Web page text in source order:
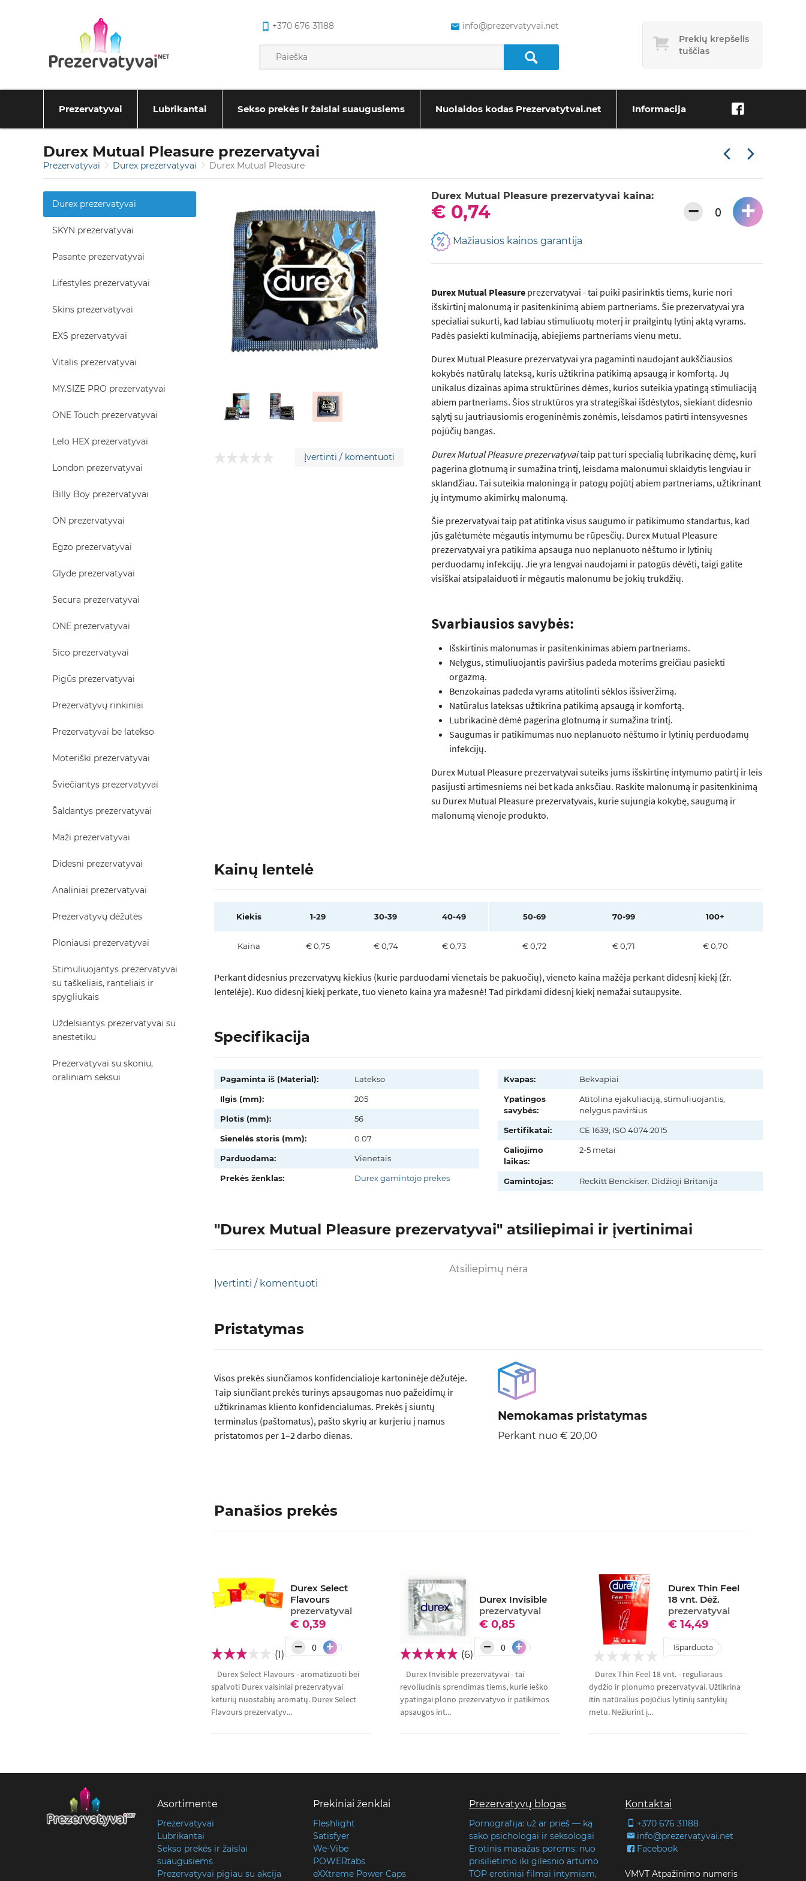
+370 676 31188
info@prezervatyvai.net
Prekių krepšelis
tuščias
Prezervatyvai Lubrikantai Sekso prekės ir žaislai suaugusiems Nuolaidos kodas Prezervatytvai.net Informacija
Durex Mutual Pleasure prezervatyvai
Prezervatyvai Durex prezervatyvai Durex Mutual Pleasure
Durex prezervatyvai
SKYN prezervatyvai
Pasante prezervatyvai
Lifestyles prezervatyvai
Skins prezervatyvai
EXS prezervatyvai
Vitalis prezervatyvai
MY.SIZE PRO prezervatyvai
ONE Touch prezervatyvai
Lelo HEX prezervatyvai
London prezervatyvai
Billy Boy prezervatyvai
ON prezervatyvai
Egzo prezervatyvai
Glyde prezervatyvai
Secura prezervatyvai
ONE prezervatyvai
Sico prezervatyvai
Pigūs prezervatyvai
Prezervatyvų rinkiniai
Prezervatyvai be latekso
Moteriški prezervatyvai
Šviečiantys prezervatyvai
Šaldantys prezervatyvai
Maži prezervatyvai
Didesni prezervatyvai
Analiniai prezervatyvai
Prezervatyvų dėžutės
Ploniausi prezervatyvai
Stimuliuojantys prezervatyvai
su taškeliais, ranteliais ir
spygliukais
Uždelsiantys prezervatyvai su
anestetiku
Prezervatyvai su skoniu,
oraliniam seksui
Įvertinti / komentuoti
Durex Mutual Pleasure prezervatyvai kaina:
€ 0,74 − +
Mažiausios kainos garantija
Durex Mutual Pleasureprezervatyvai - tai puiki pasirinktis tiems, kurie nori
išskirtinį malonumą ir pasitenkinimą abiem partneriams. Šie prezervatyvai yra
specialiai sukurti, kad labiau stimuliuotų moterį ir prailgintų lytinį aktą vyrams.
Padės pasiekti kulminaciją, abiejiems partneriams vienu metu.
Durex Mutual Pleasure prezervatyvai yra pagaminti naudojant aukščiausios
kokybės natūralų lateksą, kuris užtikrina patikimą apsaugą ir komfortą. Jų
unikalus dizainas apima struktūrines dėmes, kurios suteikia ypatingą stimuliaciją
abiem partneriams. Šios struktūros yra strategiškai išdėstytos, siekiant didesnio
sąlytį su jautriausiomis erogeninėmis zonėmis, leisdamos patirti intensyvesnes
pojūčių bangas.
Durex Mutual Pleasure prezervatyvaitaip pat turi specialią lubrikacinę dėmę, kuri
pagerina glotnumą ir sumažina trintį, leisdama malonumui sklaidytis lengviau ir
sklandžiau. Tai suteikia maloningą ir patogų pojūtį abiem partneriams, užtikrinant
jų intymumo akimirkų malonumą.
Šie prezervatyvai taip pat atitinka visus saugumo ir patikimumo standartus, kad
jūs galėtumėte mėgautis intymumu be rūpesčių. Durex Mutual Pleasure
prezervatyvai yra patikima apsauga nuo neplanuoto nėštumo ir lytinių
perduodamų infekcijų. Jie yra lengvai naudojami ir patogūs dėvėti, taigi galite
visiškai atsipalaiduoti ir mėgautis malonumu be jokių trukdžių.
Svarbiausios savybės:
Išskirtinis malonumas ir pasitenkinimas abiem partneriams.
Nelygus, stimuliuojantis paviršius padeda moterims greičiau pasiekti
orgazmą.
Benzokainas padeda vyrams atitolinti sėklos išsiveržimą.
Natūralus lateksas užtikrina patikimą apsaugą ir komfortą.
Lubrikacinė dėmė pagerina glotnumą ir sumažina trintį.
Saugumas ir patikimumas nuo neplanuoto nėštumo ir lytinių perduodamų
infekcijų.
Durex Mutual Pleasure prezervatyvai suteiks jums išskirtinę intymumo patirtį ir leis
pasijusti artimesniems nei bet kada anksčiau. Raskite malonumą ir pasitenkinimą
su Durex Mutual Pleasure prezervatyvais, kurie sujungia kokybę, saugumą ir
malonumą vienoje produkto.
Kainų lentelė
Kiekis 1-29 30-39 40-49
Kaina € 0,75 € 0,74 € 0,73
50-69 70-99 100+
€ 0,72 € 0,71 € 0,70
Perkant didesnius prezervatyvų kiekius (kurie parduodami vienetais be pakuočių), vieneto kaina mažėja perkant didesnį kiekį (žr.
lentelėje). Kuo didesnį kiekį perkate, tuo vieneto kaina yra mažesnė! Tad pirkdami didesnį kiekį nemažai sutaupysite.
Specifikacija
Pagaminta iš (Material): Latekso
Ilgis (mm): 205
Plotis (mm): 56
Sienelės storis (mm): 0.07
Parduodama: Vienetais
Prekės ženklas: Durex gamintojo prekės
Kvapas: Bekvapiai
Ypatingos
savybės:
Atitolina ejakuliaciją, stimuliuojantis,
nelygus paviršius
Sertifikatai: CE 1639; ISO 4074:2015
Galiojimo
laikas:
2-5 metai
Gamintojas: Reckitt Benckiser. Didžioji Britanija
"Durex Mutual Pleasure prezervatyvai" atsiliepimai ir įvertinimai
Atsiliepimų nėra
Įvertinti / komentuoti
Pristatymas
Visos prеkės siunčiamos konfidencialioje kartoninėje dėžutėje.
Taip siunčiant prekės turinys apsaugomas nuo pažeidimų ir
užtikrinamas kliento konfidencialumas. Prekės į siuntų
terminalus (paštomatus), pašto skyrių ar kurjeriu į namus
pristatomos per 1–2 darbo dienas.
Nemokamas pristatymas
Perkant nuo € 20,00
Panašios prekės
(1)
Durex Select
Flavours
prezervatyvai
€ 0,39
− +
Durex Select Flavours - aromatizuoti bei
spalvoti Durex vaisiniai prezervatyvai
keturių nuostabių aromatų. Durex Select
Flavours prezervatyv...
(6)
Durex Invisible
prezervatyvai
€ 0,85
− +
Durex Invisible prezervatyvai - tai
revoliucinis sprendimas tiems, kurie ieško
ypatingai plono prezervatyvo ir patikimos
apsaugos int...
Durex Thin Feel
18 vnt. Dėž.
prezervatyvai
€ 14,49
Išparduota
Durex Thin Feel 18 vnt. - reguliaraus
dydžio ir plonumo prezervatyvai. Užtikrina
itin natūralius pojūčius lytinių santykių
metu. Nežiurint į...
Asortimente
Prezervatyvai
Lubrikantai
Sekso prekės ir žaislai
suaugusiems
Prezervatyvai pigiau su akcija
Prekiniai ženklai
Fleshlight
Satisfyer
We-Vibe
POWERtabs
eXXtreme Power Caps
Prezervatyvų blogas
Pornografija: už ar prieš — ką
sako psichologai ir seksologai
Erotinis masažas poroms: nuo
prisilietimo iki gilesnio artumo
TOP erotiniai filmai intymiam,
Kontaktai
+370 676 31188
info@prezervatyvai.net
Facebook
VMVT Atpažinimo numeris